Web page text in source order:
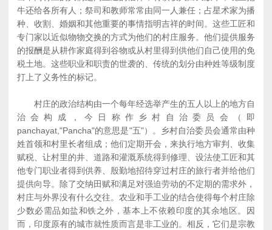
牛还给各所有人；祭司和教师常常由同一人兼任；占星术家为播
种、收割、婚姻和其他重要的事情指明吉祥的时间。这些工匠和
专门家以近似物物交换的方式为他们的村庄服务。他们提供服务
的报酬是从耕作家庭得到谷物或从村里得到供他们自己使用的免
税土地。这些职业和职责的世袭的、传统的划分由种姓等级制度
打上了义务性的标记。
村庄的政治结构由一个每年经选举产生的五人以上的地方自
治会构成，今日称作乡村自治委员会（即
panchayat,"Pancha"的意思是"五"）。乡村自治委员会通常由种
姓首领和村里长者组成；他们定期开会，来执行地方审判、收集
赋税、让村里的井、道路和灌溉系统得到修理、设法使工匠和其
他专门职业者得到供养、殷勤地招待穿过村庄的旅行者并给他们
提供向导。除了交纳田赋和满足对强迫劳动的不定期的需求外，
村庄与外界没有什么交往。农业和手工业的结合使得每个村庄除
少数必需品如盐和铁之外，基本上不依赖印度的其余地区。因
而，印度原有的城市就性质而言是非工业的。相反，它们是宗教